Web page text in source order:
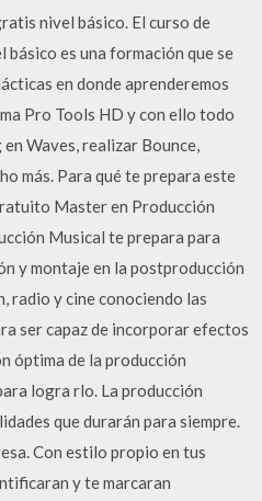
nivel básico. El curso de
es una formación que se
en donde aprenderemos
Pro Tools HD y con ello todo
Waves, realizar Bounce,
más. Para qué te prepara este
Master en Producción
Musical te prepara para
y montaje en la postproducción
radio y cine conociendo las
ser capaz de incorporar efectos
óptima de la producción
logra rlo. La producción
que durarán para siempre.
Con estilo propio en tus
y te marcaran